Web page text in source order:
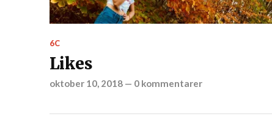
6C
Likes
oktober 10, 2018— 0 kommentarer